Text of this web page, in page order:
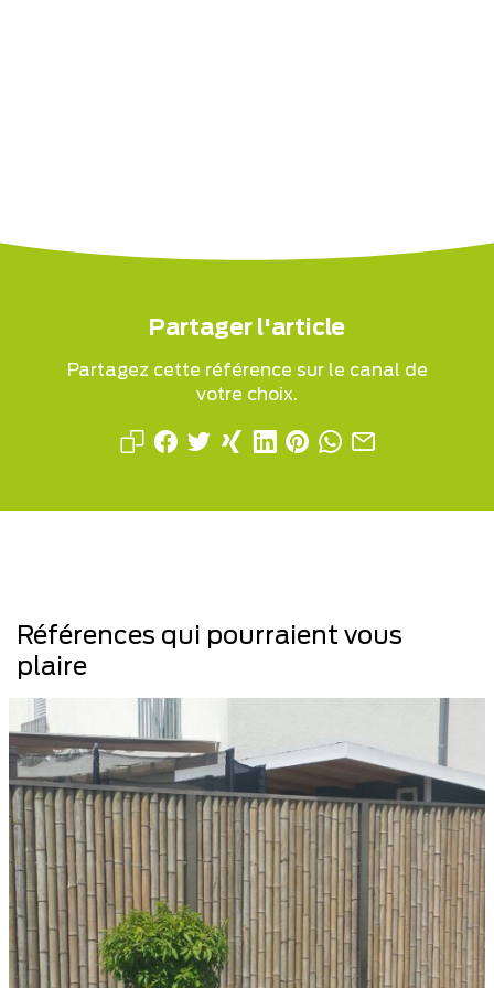
Partager l'article
Partagez cette référence sur le canal de
votre choix.
Références qui pourraient vous
plaire